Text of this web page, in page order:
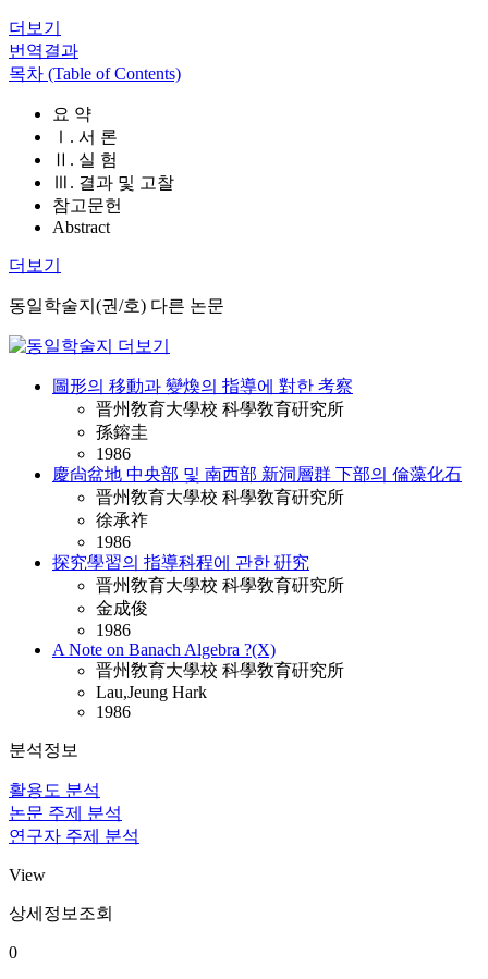
더보기
번역결과
목차 (Table of Contents)
요 약
Ⅰ. 서 론
Ⅱ. 실 험
Ⅲ. 결과 및 고찰
참고문헌
Abstract
더보기
동일학술지(권/호) 다른 논문
圖形의 移動과 變煥의 指導에 對한 考察
晋州敎育大學校 科學敎育硏究所
孫鎔圭
1986
慶尙盆地 中央部 및 南西部 新洞層群 下部의 倫藻化石
晋州敎育大學校 科學敎育硏究所
徐承祚
1986
探究學習의 指導科程에 관한 硏究
晋州敎育大學校 科學敎育硏究所
金成俊
1986
A Note on Banach Algebra ?(X)
晋州敎育大學校 科學敎育硏究所
Lau,Jeung Hark
1986
분석정보
활용도 분석
논문 주제 분석
연구자 주제 분석
View
상세정보조회
0